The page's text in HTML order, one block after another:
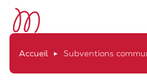
Aller
au
Ville de Moudon
Accueil Subventions